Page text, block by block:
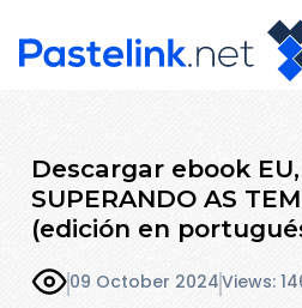
Descargar ebook EU,
SUPERANDO AS
(edición en
09 October 2024Views: